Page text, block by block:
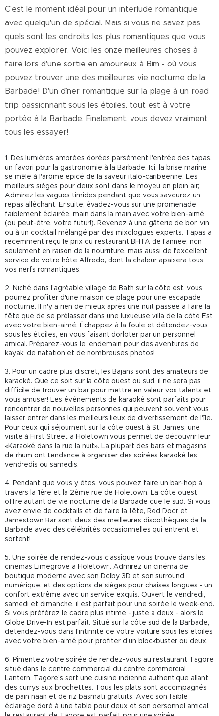
C'est le moment idéal pour un interlude romantique
avec quelqu'un de spécial. Mais si vous ne savez pas
quels sont les endroits les plus romantiques que vous
pouvez explorer. Voici les onze meilleures choses à
faire lors d'une sortie en amoureux à Bim - où vous
pouvez trouver une des meilleures vie nocturne de la
Barbade! D'un dîner romantique sur la plage à un road
trip passionnant sous les étoiles, tout est à votre
portée à la Barbade. Finalement, vous devez vraiment
tous les essayer!
1. Des lumières ambrées dorées parsèment l'entrée des tapas,
un favori pour la gastronomie à la Barbade. Ici, la brise marine
se mêle à l'arôme épicé de la saveur italo-caribéenne. Les
meilleurs sièges pour deux sont dans le moyeu en plein air;
Admirez les vagues timides pendant que vous savourez un
repas alléchant. Ensuite, évadez-vous sur une promenade
faiblement éclairée, main dans la main avec votre bien-aimé
(ou peut-être, votre futur!). Revenez à une gâterie de bon vin
ou à un cocktail mélangé par des mixologues experts. Tapas a
récemment reçu le prix du restaurant BHTA de l'année; non
seulement en raison de la nourriture, mais aussi de l'excellent
service de votre hôte Alfredo, dont la chaleur apaisera tous
vos nerfs romantiques.
2. Niché dans l'agréable village de Bath sur la côte est, vous
pourrez profiter d'une maison de plage pour une escapade
nocturne. Il n'y a rien de mieux après une nuit passée à faire la
fête que de se prélasser dans une luxueuse villa de la côte Est
avec votre bien-aimé. Échappez à la foule et détendez-vous
sous les étoiles, en vous faisant dorloter par un personnel
amical. Préparez-vous le lendemain pour des aventures de
kayak, de natation et de nombreuses photos!
3. Pour un cadre plus discret, les Bajans sont des amateurs de
karaoké. Que ce soit sur la côte ouest ou sud, il ne sera pas
difficile de trouver un bar pour mettre en valeur vos talents et
vous amuser! Les événements de karaoké sont parfaits pour
rencontrer de nouvelles personnes qui peuvent souvent vous
laisser entrer dans les meilleurs lieux de divertissement de l'île.
Pour ceux qui séjournent sur la côte ouest à St. James, une
visite à First Street à Holetown vous permet de découvrir leur
«Karaoké dans la rue la nuit». La plupart des bars et magasins
de rhum ont tendance à organiser des soirées karaoké les
vendredis ou samedis.
4. Pendant que vous y êtes, vous pouvez faire un bar-hop à
travers la 1ère et la 2ème rue de Holetown. La côte ouest
offre autant de vie nocturne de la Barbade que le sud. Si vous
avez envie de cocktails et de faire la fête, Red Door et
Jamestown Bar sont deux des meilleures discothèques de la
Barbade avec des célébrités occasionnelles qui entrent et
sortent!
5. Une soirée de rendez-vous classique vous trouve dans les
cinémas Limegrove à Holetown. Admirez un cinéma de
boutique moderne avec son Dolby 3D et son surround
numérique, et des options de sièges pour chaises longues - un
confort extrême avec un service exquis. Ouvert le vendredi,
samedi et dimanche, il est parfait pour une soirée le week-end.
Si vous préférez le cadre plus intime - juste à deux - alors le
Globe Drive-In est parfait. Situé sur la côte sud de la Barbade,
détendez-vous dans l'intimité de votre voiture sous les étoiles
avec votre bien-aimé pour profiter d'un blockbuster ou deux.
6. Pimentez votre soirée de rendez-vous au restaurant Tagore
situé dans le centre commercial du centre commercial
Lantern. Tagore's sert une cuisine indienne authentique allant
des currys aux brochettes. Tous les plats sont accompagnés
de pain naan et de riz basmati gratuits. Avec son faible
éclairage doré à une table pour deux et son personnel amical,